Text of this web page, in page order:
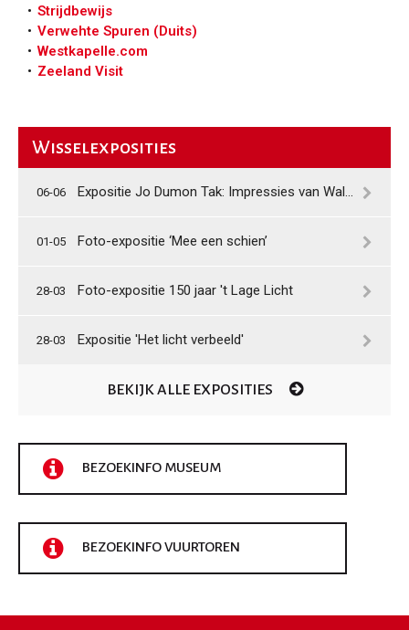
Strijdbewijs
Verwehte Spuren (Duits)
Westkapelle.com
Zeeland Visit
Wisselexposities
06-06 Expositie Jo Dumon Tak: Impressies van Walcheren
01-05 Foto-expositie ‘Mee een schien’
28-03 Foto-expositie 150 jaar 't Lage Licht
28-03 Expositie 'Het licht verbeeld'
BEKIJK ALLE EXPOSITIES
BEZOEKINFO MUSEUM
BEZOEKINFO VUURTOREN